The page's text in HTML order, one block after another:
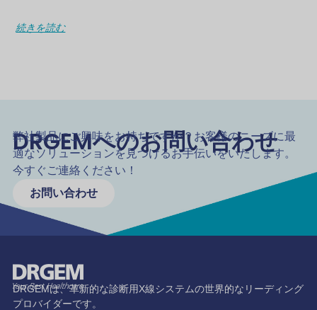
続きを読む
DRGEMへのお問い合わせ
弊社製品にご興味をお持ちですか？お客様のニーズに最
適なソリューションを見つけるお手伝いをいたします。
今すぐご連絡ください！
お問い合わせ
DRGEMは、革新的な診断用X線システムの世界的なリーディング
プロバイダーです。